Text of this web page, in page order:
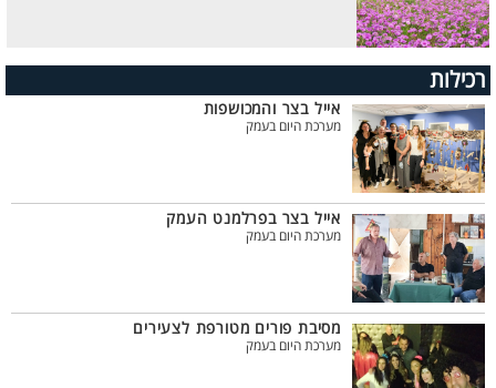
רכילות
אייל בצר והמכושפות
מערכת היום בעמק
אייל בצר בפרלמנט העמק
מערכת היום בעמק
מסיבת פורים מטורפת לצעירים
מערכת היום בעמק